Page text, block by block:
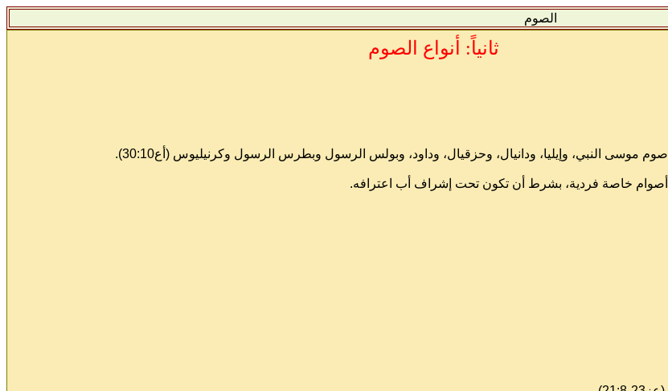
الصوم
ثانياً: أنواع الصوم
النبي، وإيليا، ودانيال، وحزقيال، وداود، وبولس الرسول وبطرس الرسول وكرنيليوس (أع30:10).
أصوام خاصة فردية، بشرط أن تكون تحت إشراف أب اعترافه.